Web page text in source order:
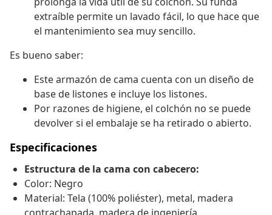
extraíble permite un lavado fácil, lo que hace que
el mantenimiento sea muy sencillo.
Es bueno saber:
Este armazón de cama cuenta con un diseño de
base de listones e incluye los listones.
Por razones de higiene, el colchón no se puede
devolver si el embalaje se ha retirado o abierto.
Especificaciones
Estructura de la cama con cabecero:
Color: Negro
Material: Tela (100% poliéster), metal, madera